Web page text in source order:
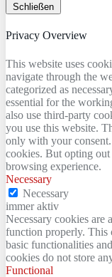
Schließen
Privacy Overview
This website uses
navigate through the
categorized as
essential for the
also use third-party
you use this website.
only with your
cookies. But opting
browsing experience.
Necessary
Necessary
immer aktiv
Necessary cookies are
function properly. This
basic functionalities
cookies do not store
Functional